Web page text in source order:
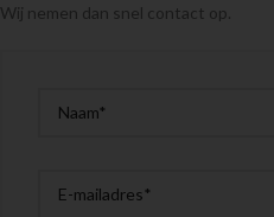
Wij nemen dan snel contact op.